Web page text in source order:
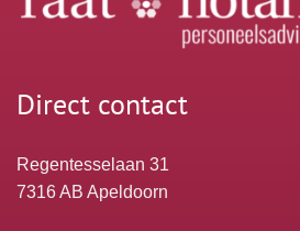
Direct contact
Regentesselaan 31
7316 AB Apeldoorn